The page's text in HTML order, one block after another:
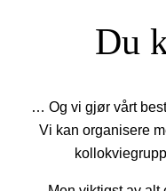
Du
… Og vi gjør vårt
Vi kan organisere